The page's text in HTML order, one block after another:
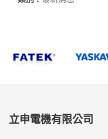
立申電機有限公司